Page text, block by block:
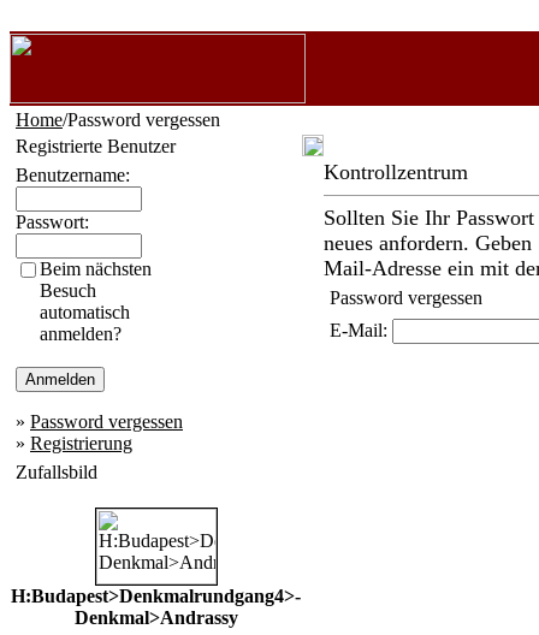
Home/Password vergessen
Registrierte Benutzer
Benutzername:
Passwort:
Beim nächsten
Besuch
automatisch
anmelden?
» Password vergessen
» Registrierung
Zufallsbild
H:Budapest>Denkmalrundgang4>-
Denkmal>Andrassy
Kontrollzentrum
Sollten Sie Ihr
neues anfordern.
Mail-Adresse ein mit
Password vergessen
E-Mail: